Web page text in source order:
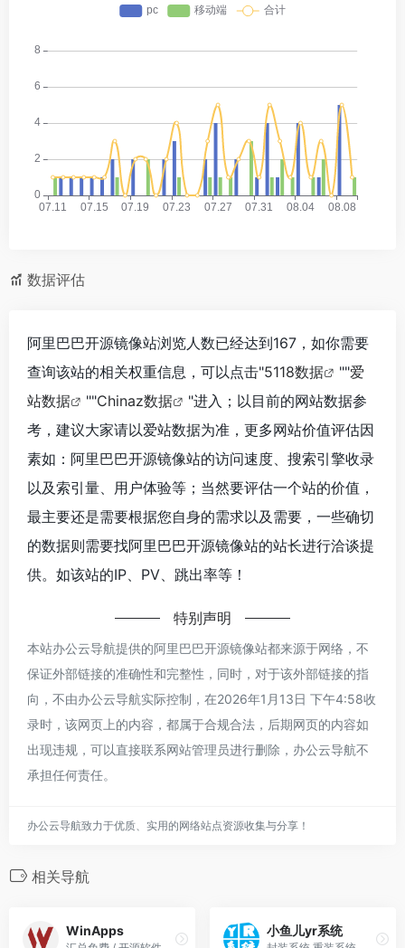
数据评估
阿里巴巴开源镜像站浏览人数已经达到167，如你需要
查询该站的相关权重信息，可以点击"5118数据 ""爱
站数据
""Chinaz数据
"进入；以目前的网站数据参
考，建议大家请以爱站数据为准，更多网站价值评估因
素如：阿里巴巴开源镜像站的访问速度、搜索引擎收录
以及索引量、用户体验等；当然要评估一个站的价值，
最主要还是需要根据您自身的需求以及需要，一些确切
的数据则需要找阿里巴巴开源镜像站的站长进行洽谈提
供。如该站的IP、PV、跳出率等！
特别声明
本站办公云导航提供的阿里巴巴开源镜像站都来源于网络，不
保证外部链接的准确性和完整性，同时，对于该外部链接的指
向，不由办公云导航实际控制，在2026年1月13日 下午4:58收
录时，该网页上的内容，都属于合规合法，后期网页的内容如
出现违规，可以直接联系网站管理员进行删除，办公云导航不
承担任何责任。
办公云导航致力于优质、实用的网络站点资源收集与分享！
相关导航
WinApps 小鱼儿yr系统